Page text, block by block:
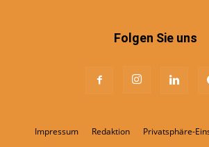
Folgen Sie uns
Impressum Redaktion Privatsphäre-